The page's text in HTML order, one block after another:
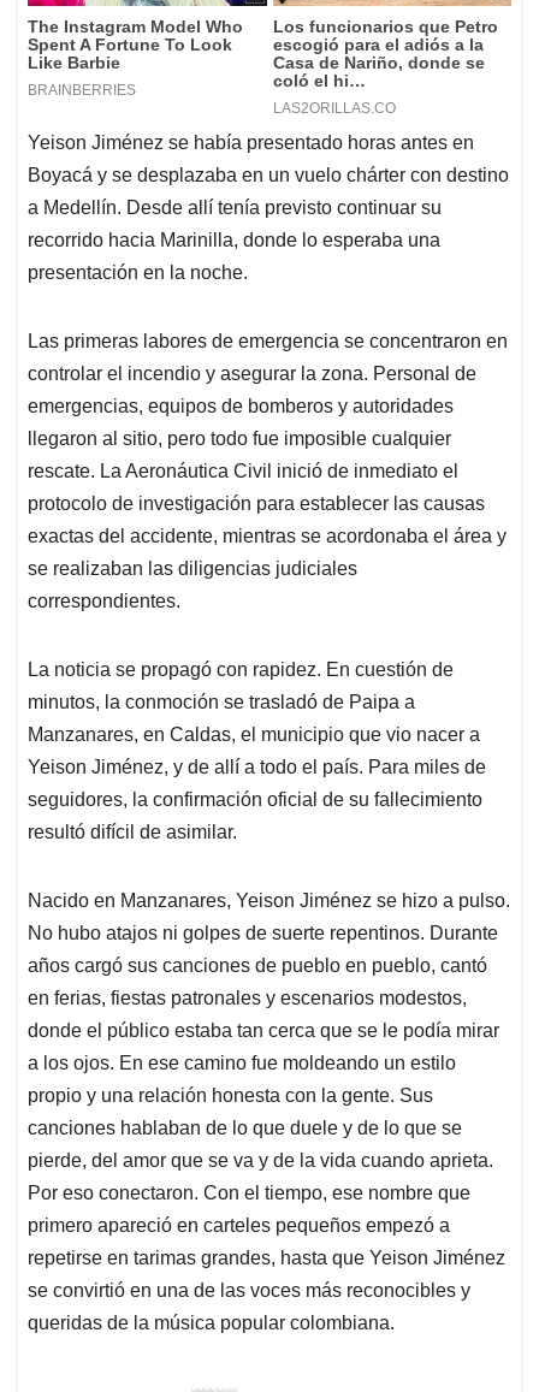
Yeison Jiménez se había presentado horas antes en
Boyacá y se desplazaba en un vuelo chárter con destino
a Medellín. Desde allí tenía previsto continuar su
recorrido hacia Marinilla, donde lo esperaba una
presentación en la noche.
Las primeras labores de emergencia se concentraron en
controlar el incendio y asegurar la zona. Personal de
emergencias, equipos de bomberos y autoridades
llegaron al sitio, pero todo fue imposible cualquier
rescate. La Aeronáutica Civil inició de inmediato el
protocolo de investigación para establecer las causas
exactas del accidente, mientras se acordonaba el área y
se realizaban las diligencias judiciales
correspondientes.
La noticia se propagó con rapidez. En cuestión de
minutos, la conmoción se trasladó de Paipa a
Manzanares, en Caldas, el municipio que vio nacer a
Yeison Jiménez, y de allí a todo el país. Para miles de
seguidores, la confirmación oficial de su fallecimiento
resultó difícil de asimilar.
Nacido en Manzanares, Yeison Jiménez se hizo a pulso.
No hubo atajos ni golpes de suerte repentinos. Durante
años cargó sus canciones de pueblo en pueblo, cantó
en ferias, fiestas patronales y escenarios modestos,
donde el público estaba tan cerca que se le podía mirar
a los ojos. En ese camino fue moldeando un estilo
propio y una relación honesta con la gente. Sus
canciones hablaban de lo que duele y de lo que se
pierde, del amor que se va y de la vida cuando aprieta.
Por eso conectaron. Con el tiempo, ese nombre que
primero apareció en carteles pequeños empezó a
repetirse en tarimas grandes, hasta que Yeison Jiménez
se convirtió en una de las voces más reconocibles y
queridas de la música popular colombiana.